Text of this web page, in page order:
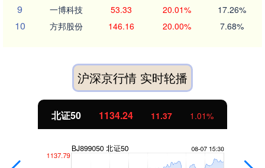
9 一博科技 53.33 20.01% 17.26%
10 方邦股份 146.16 20.00% 7.68%
沪深京行情 实时轮播
北证50 1134.24 11.37 1.01%